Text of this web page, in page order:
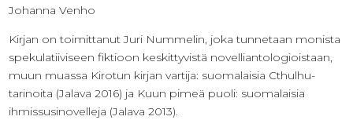
Johanna Venho
Kirjan on toimittanut Juri Nummelin, joka tunnetaan monista
spekulatiiviseen fiktioon keskittyvistä novelliantologioistaan,
muun muassa Kirotun kirjan vartija: suomalaisia Cthulhu-
tarinoita (Jalava 2016) ja Kuun pimeä puoli: suomalaisia
ihmissusinovelleja (Jalava 2013).